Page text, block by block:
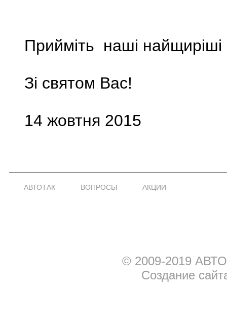
Прийміть наші найщиріші
Зі святом Вас!
14 жовтня 2015
АВТОТАК ВОПРОСЫ АКЦИИ
© 2009-2019
Создание